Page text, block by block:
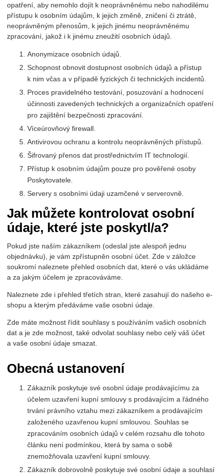
opatření, aby nemohlo dojít k neoprávněnému nebo nahodilému
přístupu k osobním údajům, k jejich změně, zničení či ztrátě,
neoprávněným přenosům, k jejich jinému neoprávněnému
zpracování, jakož i k jinému zneužití osobních údajů.
Anonymizace osobních údajů.
Schopnost obnovit dostupnost osobních údajů a přístup
k nim včas a v případě fyzických či technických incidentů.
Proces pravidelného testování, posuzování a hodnocení
účinnosti zavedených technických a organizačních opatření
pro zajištění bezpečnosti zpracování.
Víceúrovňový firewall.
Antivirovou ochranu a kontrolu neoprávněných přístupů.
Šifrovaný přenos dat prostřednictvím IT technologií.
Přístup k osobním údajům pouze pro pověřené osoby
Poskytovatele.
Servery s osobními údaji uzamčené v serverovně.
Jak můžete kontrolovat osobní
údaje, které jste poskytl/a?
Pokud jste naším zákazníkem (odeslal jste alespoň jednu
objednávku), je vám zpřístupněn osobní účet. Zde v záložce
soukromí naleznete přehled osobních dat, které o vás ukládáme
a za jakým účelem je zpracováváme.
Naleznete zde i přehled třetích stran, které zasahují do našeho e-
shopu a kterým předáváme vaše osobní údaje.
Zde máte možnost řídit souhlasy s používáním vašich osobních
dat a je zde možnost, také odvolat souhlasy nebo celý váš účet
a vaše osobní údaje smazat.
Obecná ustanovení
Zákazník poskytuje své osobní údaje prodávajícímu za
účelem uzavření kupní smlouvy s prodávajícím a řádného
trvání právního vztahu mezi zákazníkem a prodávajícím
založeného uzavřenou kupní smlouvou. Souhlas se
zpracováním osobních údajů v celém rozsahu dle tohoto
článku není podmínkou, která by sama o sobě
znemožňovala uzavření kupní smlouvy.
Zákazník dobrovolně poskytuje své osobní údaje a souhlasí